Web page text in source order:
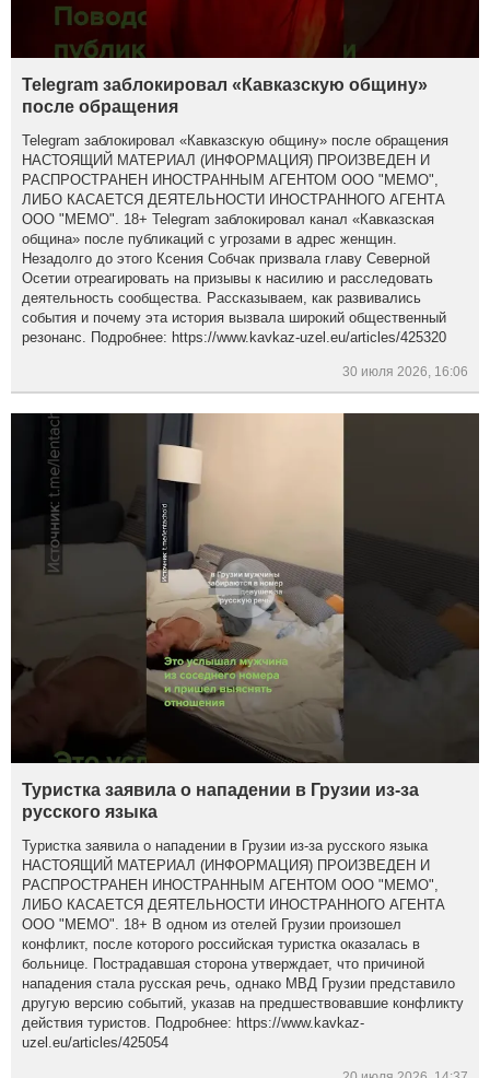
Telegram заблокировал «Кавказскую общину»
после обращения
Telegram заблокировал «Кавказскую общину» после обращения
НАСТОЯЩИЙ МАТЕРИАЛ (ИНФОРМАЦИЯ) ПРОИЗВЕДЕН И
РАСПРОСТРАНЕН ИНОСТРАННЫМ АГЕНТОМ ООО "МЕМО",
ЛИБО КАСАЕТСЯ ДЕЯТЕЛЬНОСТИ ИНОСТРАННОГО АГЕНТА
ООО "МЕМО". 18+ Telegram заблокировал канал «Кавказская
община» после публикаций с угрозами в адрес женщин.
Незадолго до этого Ксения Собчак призвала главу Северной
Осетии отреагировать на призывы к насилию и расследовать
деятельность сообщества. Рассказываем, как развивались
события и почему эта история вызвала широкий общественный
резонанс. Подробнее: https://www.kavkaz-uzel.eu/articles/425320
30 июля 2026, 16:06
Туристка заявила о нападении в Грузии из-за
русского языка
Туристка заявила о нападении в Грузии из-за русского языка
НАСТОЯЩИЙ МАТЕРИАЛ (ИНФОРМАЦИЯ) ПРОИЗВЕДЕН И
РАСПРОСТРАНЕН ИНОСТРАННЫМ АГЕНТОМ ООО "МЕМО",
ЛИБО КАСАЕТСЯ ДЕЯТЕЛЬНОСТИ ИНОСТРАННОГО АГЕНТА
ООО "МЕМО". 18+ В одном из отелей Грузии произошел
конфликт, после которого российская туристка оказалась в
больнице. Пострадавшая сторона утверждает, что причиной
нападения стала русская речь, однако МВД Грузии представило
другую версию событий, указав на предшествовавшие конфликту
действия туристов. Подробнее: https://www.kavkaz-
uzel.eu/articles/425054